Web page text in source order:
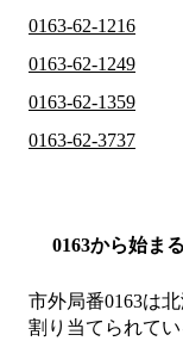
0163-62-1216
0163-62-1249
0163-62-1359
0163-62-3737
0163から始ま
市外局番0163は
割り当てられてい